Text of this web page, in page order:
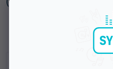
Skladom na predajni